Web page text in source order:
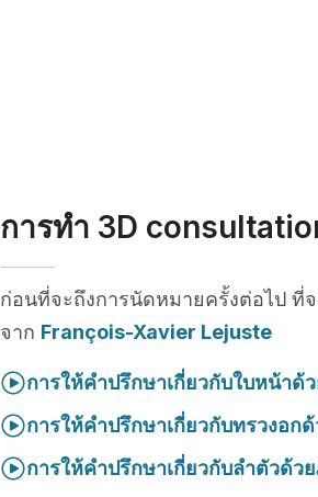
การทำ 3D
ก่อนที่จะถึงการนัดหมายครั้งต่อไป
จาก François-Xavier Lejuste
การให้คำปรึกษาเกี่ยวกับใบหน้าด้
การให้คำปรึกษาเกี่ยวกับทรวงอก
การให้คำปรึกษาเกี่ยวกับลำตัวด้ว